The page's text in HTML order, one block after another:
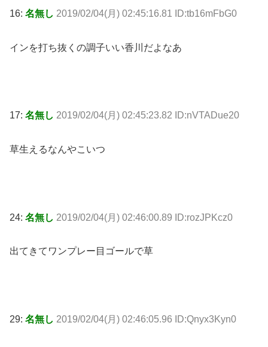
16: 名無し 2019/02/04(月) 02:45:16.81 ID:tb16mFbG0
インを打ち抜くの調子いい香川だよなあ
17: 名無し 2019/02/04(月) 02:45:23.82 ID:nVTADue20
草生えるなんやこいつ
24: 名無し 2019/02/04(月) 02:46:00.89 ID:rozJPKcz0
出てきてワンプレー目ゴールで草
29: 名無し 2019/02/04(月) 02:46:05.96 ID:Qnyx3Kyn0